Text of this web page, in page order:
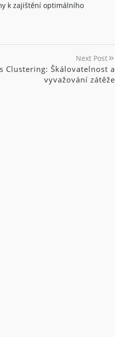
k zajištění optimálního
Next Post
Clustering: Škálovatelnost a
vyvažování zátěže